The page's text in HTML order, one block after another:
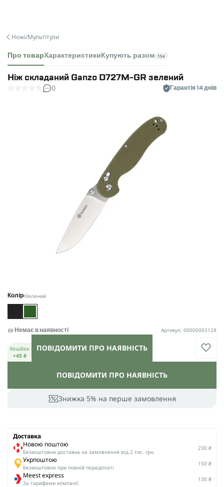
Ножі/Мультітули
Про товарХарактеристики Купують разом 154
Ніж складаний Ganzo D727M-GR зелений
0 Гарантія 14 днів
Колір Зелений
Знижка 5% на перше замовлення
ПОВІДОМИТИ ПРО НАЯВНІСТЬ
Немає в наявності Артикул: 00000003128
Кешбек
+45 ₴
ПОВІДОМИТИ ПРО НАЯВНІСТЬ
Доставка
Новою поштою
Безкоштовна доставка на замовлення від 2 тис. грн.
230 ₴
Укрпоштою
Безкоштовно при повній передплаті
150 ₴
Meest express
За тарифами компанії
130 ₴